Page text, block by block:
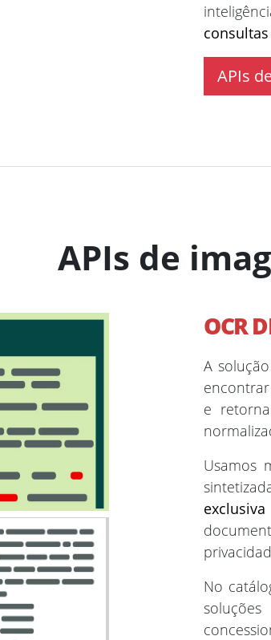
APIs
APIs de
OCR
A
e
Usamos
exclusiva
No